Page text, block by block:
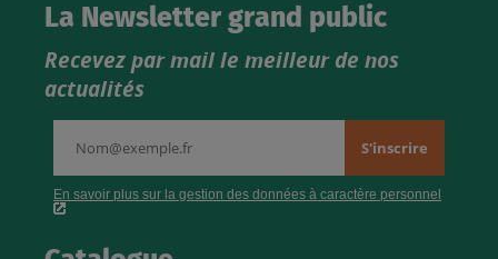
La Newsletter grand public
Recevez par mail le meilleur de nos
actualités